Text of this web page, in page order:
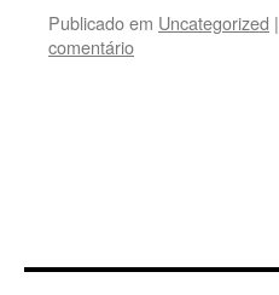
Publicado em Uncategorized |
comentário